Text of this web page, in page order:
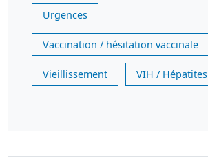
Urgences
Vaccination / hésitation vaccinale
Vieillissement VIH / Hépatites